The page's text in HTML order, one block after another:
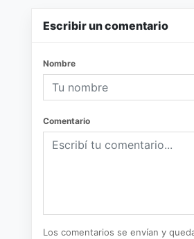
Escribir un comentario
Nombre
Comentario
Los comentarios se envían y